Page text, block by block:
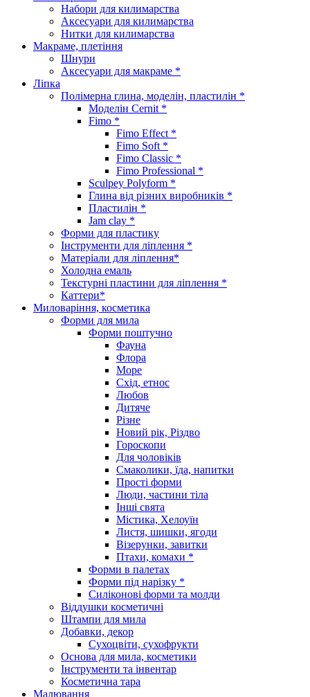
Набори для килимарства
Аксесуари для килимарства
Нитки для килимарства
Макраме, плетіння
Шнури
Аксесуари для макраме *
Ліпка
Полімерна глина, моделін, пластилін *
Моделін Cernit *
Fimo *
Fimo Effect *
Fimo Soft *
Fimo Classic *
Fimo Professional *
Sculpey Polyform *
Глина від різних виробників *
Пластилін *
Jam clay *
Форми для пластику
Інструменти для ліплення *
Матеріали для ліплення*
Холодна емаль
Текстурні пластини для ліплення *
Каттери*
Миловаріння, косметика
Форми для мила
Форми поштучно
Фауна
Флора
Море
Схід, етнос
Любов
Дитяче
Різне
Новий рік, Різдво
Гороскопи
Для чоловіків
Смаколики, їда, напитки
Прості форми
Люди, частини тіла
Інші свята
Містика, Хелоуїн
Листя, шишки, ягоди
Візерунки, завитки
Птахи, комахи *
Форми в палетах
Форми під нарізку *
Силіконові форми та молди
Віддушки косметичні
Штампи для мила
Добавки, декор
Сухоцвіти, сухофрукти
Основа для мила, косметики
Інструменти та інвентар
Косметична тара
Малювання